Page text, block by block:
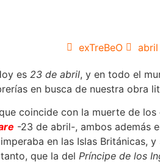
exTreBeO abril
es 23 de abril, y en todo el
en busca de nuestra obra
coincide con la muerte de
-23 de abril-, ambos además
en las Islas Británicas,
que la del Príncipe de los